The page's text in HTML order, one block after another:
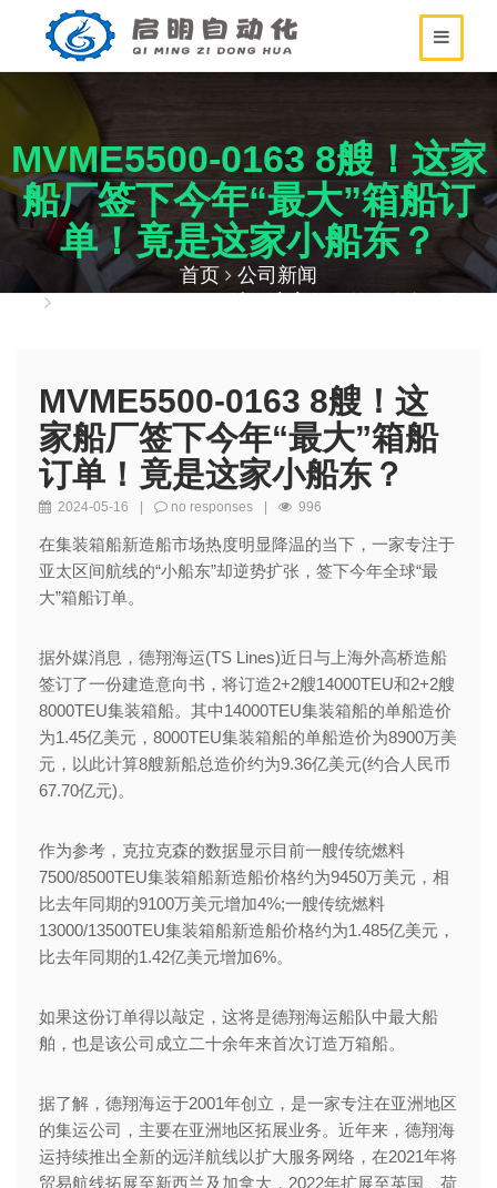
MVME5500-0163 8艘！这家
船厂签下今年“最大”箱船订
单！竟是这家小船东？
首页
公司新闻
MVME5500-0163 8艘！这
家船厂签下今年“最大”箱船
订单！竟是这家小船东？
2024-05-16 no responses 996
在集装箱船新造船市场热度明显降温的当下，一家专注于
亚太区间航线的“小船东”却逆势扩张，签下今年全球“最
大”箱船订单。
据外媒消息，德翔海运(TS Lines)近日与上海外高桥造船
签订了一份建造意向书，将订造2+2艘14000TEU和2+2艘
8000TEU集装箱船。其中14000TEU集装箱船的单船造价
为1.45亿美元，8000TEU集装箱船的单船造价为8900万美
元，以此计算8艘新船总造价约为9.36亿美元(约合人民币
67.70亿元)。
作为参考，克拉克森的数据显示目前一艘传统燃料
7500/8500TEU集装箱船新造船价格约为9450万美元，相
比去年同期的9100万美元增加4%;一艘传统燃料
13000/13500TEU集装箱船新造船价格约为1.485亿美元，
比去年同期的1.42亿美元增加6%。
如果这份订单得以敲定，这将是德翔海运船队中最大船
舶，也是该公司成立二十余年来首次订造万箱船。
据了解，德翔海运于2001年创立，是一家专注在亚洲地区
的集运公司，主要在亚洲地区拓展业务。近年来，德翔海
运持续推出全新的远洋航线以扩大服务网络，在2021年将
贸易航线拓展至新西兰及加拿大，2022年扩展至英国、荷